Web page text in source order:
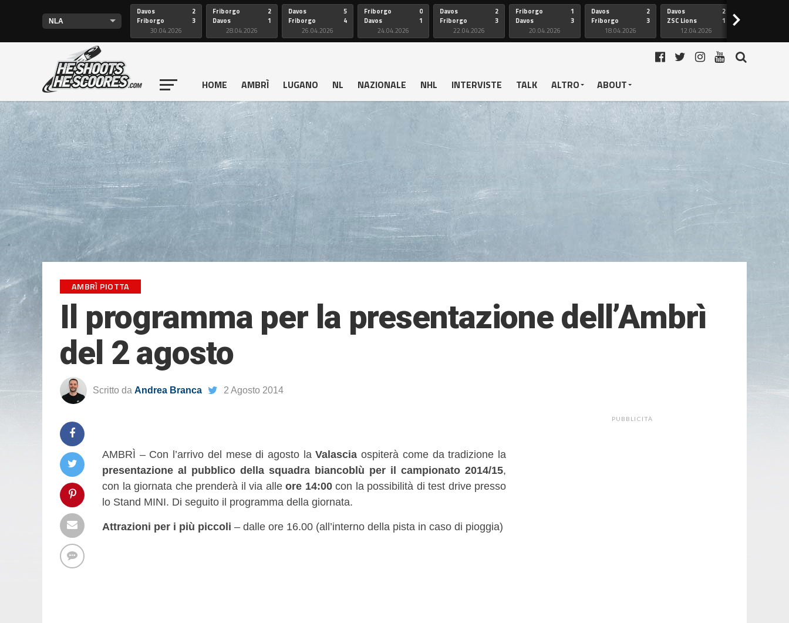
Davos
Friborgo
2
3
30.04.2026
Friborgo
Davos
2
1
28.04.2026
Davos
Friborgo
5
4
26.04.2026
Friborgo
Davos
0
1
24.04.2026
Davos
Friborgo
2
3
22.04.2026
Friborgo
Davos
1
3
20.04.2026
Davos
Friborgo
2
3
18.04.2026
Davos
ZSC Lions
2
1
12.04.2026
>
HOME AMBRÌ LUGANO NL NAZIONALE NHL INTERVISTE TALK ALTRO ABOUT
AMBRÌ PIOTTA
Il programma per la presentazione dell’Ambrì
del 2 agosto
Scritto da Andrea Branca 2 Agosto 2014
AMBRÌ – Con l’arrivo del mese di agosto laValascia ospiterà come da tradizione la
presentazione al pubblico della squadra biancoblù per il campionato 2014/15,
con la giornata che prenderà il via alle ore 14:00con la possibilità di test drive presso
lo Stand MINI. Di seguito il programma della giornata.
Attrazioni per i più piccoli – dalle ore 16.00 (all’interno della pista in caso di pioggia)
PUBBLICITÀ